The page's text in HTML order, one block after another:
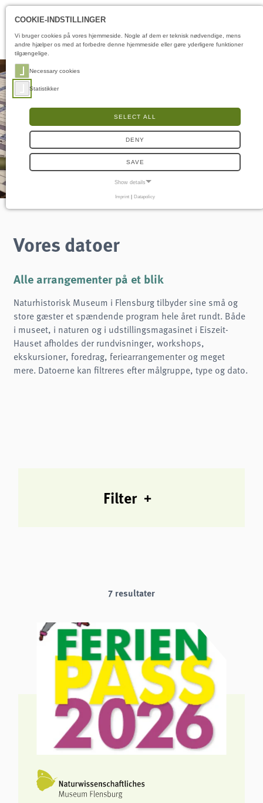
Vores datoer
Alle arrangementer på et blik
Naturhistorisk Museum i Flensburg tilbyder sine små og
store gæster et spændende program hele året rundt. Både
i museet, i naturen og i udstillingsmagasinet i Eiszeit-
Hauset afholdes der rundvisninger, workshops,
ekskursioner, foredrag, feriearrangementer og meget
mere. Datoerne kan filtreres efter målgruppe, type og dato.
Filter
7 resultater
COOKIE-INDSTILLINGER
Vi bruger cookies på vores hjemmeside. Nogle af dem er teknisk nødvendige, mens
andre hjælper os med at forbedre denne hjemmeside eller gøre yderligere funktioner
tilgængelige.
Necessary cookies
Statistikker
SELECT ALL
DENY
SAVE
Show details
Samtykke-cookie
Denne cookie gemmer brugerens valgte samtykkeindstillinger.
Cookie duration:
Frontend User
Name:
Vi bruger Matomo til anonym analyse af vores hjemmeside for at forbedre vores
Imprint | Datapolicy